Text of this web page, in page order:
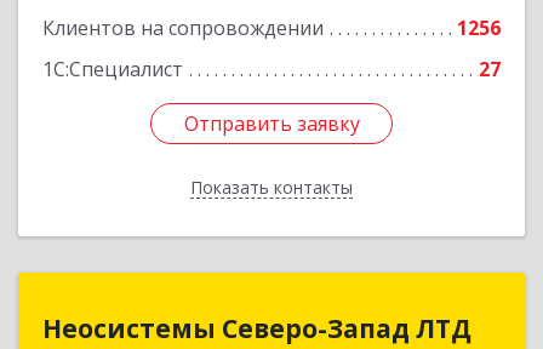
Клиентов на сопровождении
1256
1С:Специалист
27
Отправить заявку
Показать контакты
Отправить заявку
Назад
Неосистемы Северо-Запад ЛТД